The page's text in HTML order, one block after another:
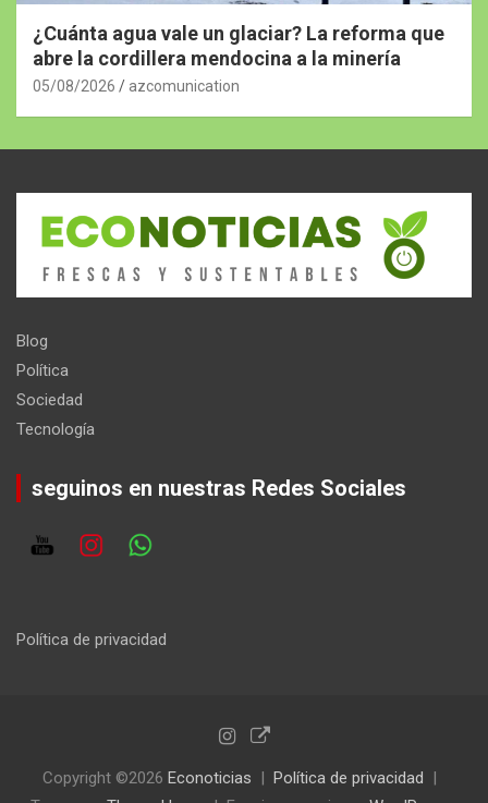
¿Cuánta agua vale un glaciar? La reforma que
abre la cordillera mendocina a la minería
05/08/2026 azcomunication
Blog
Política
Sociedad
Tecnología
seguinos en nuestras Redes Sociales
Política de privacidad
Copyright ©2026 Econoticias
Política de privacidad